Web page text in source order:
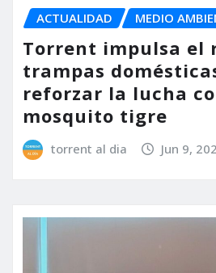
ACTUALIDAD MEDIO
Torrent impulsa el
trampas
reforzar la lucha
mosquito tigre
torrent al dia Jun 9,